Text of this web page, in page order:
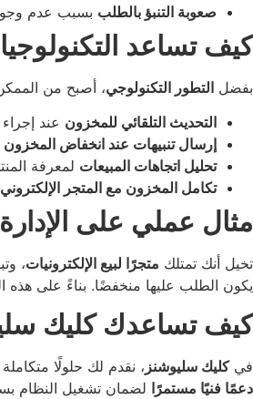
صعوبة التنبؤ بالطلب بسبب عدم وجود
كيف تساعد
بفضل التطور التكنولوجي، أصبح من
التحديث التلقائي للمخزون عند
إرسال تنبيهات عند انخفاض المخزون
تحليل اتجاهات المبيعات لمعرفة
تكامل المخزون مع المتجر الإلكتروني
مثال عملي على
تخيل أنك تمتلك متجرًا لبيع الإلكترونيات،
يكون الطلب عليها منخفضًا. بناءً على هذه
كيف تساعدك كليك
فيكليك سليوشنز ، نقدم لك حلولًا
دعمًا فنيًا مستمرًا لضمان تشغيل النظام